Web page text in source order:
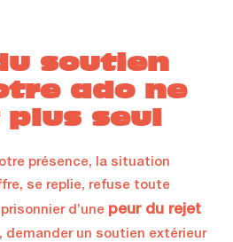
soutien
ado ne
plus seul
présence, la situation
se replie, refuse toute
d’une peur du rejet
demander un soutien extérieur